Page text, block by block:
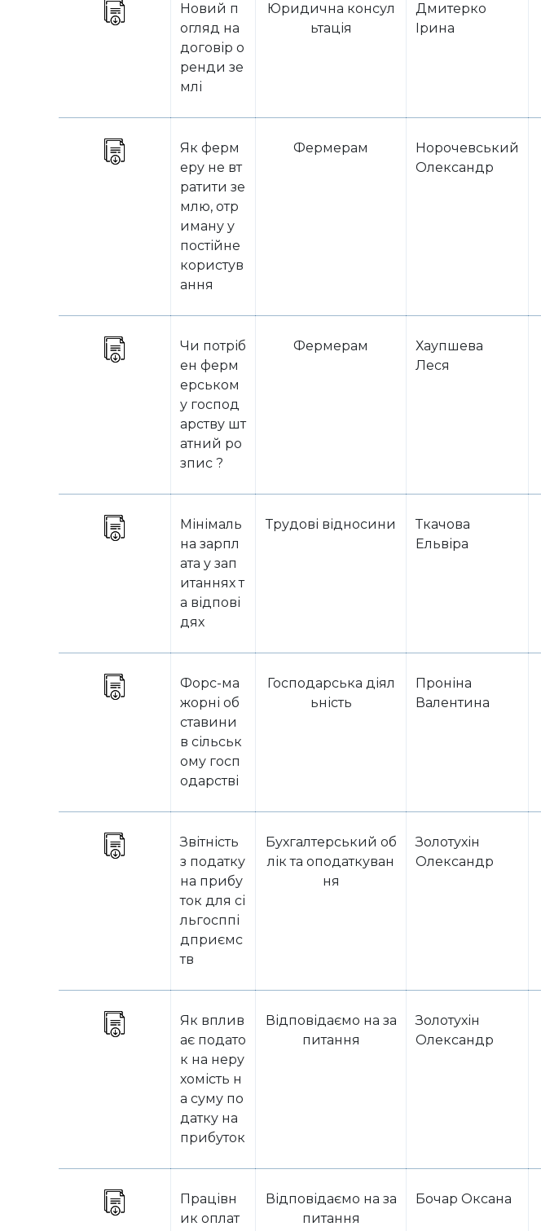
Новий п
огляд на
договір о
ренди зе
млі
Юридична консул
ьтація
Дмитерко
Ірина
Як ферм
еру не вт
ратити зе
млю, отр
иману у
постійне
користув
ання
Фермерам
Норочевський
Олександр
Чи потріб
ен ферм
ерськом
у господ
арству шт
атний ро
зпис ?
Фермерам
Хаупшева
Леся
Мінімаль
на зарпл
ата у зап
итаннях т
а відпові
дях
Трудові відносини
Ткачова
Ельвіра
Форс-ма
жорні об
ставини
в сільськ
ому госп
одарстві
Господарська діял
ьність
Проніна
Валентина
Звітність
з податку
на прибу
ток для сі
льгосппі
дприємс
тв
Бухгалтерський об
лік та оподаткуван
ня
Золотухін
Олександр
Як вплив
ає подато
к на неру
хомість н
а суму по
датку на
прибуток
Відповідаємо на за
питання
Золотухін
Олександр
Працівн
ик оплат
Відповідаємо на за
питання
Бочар Оксана